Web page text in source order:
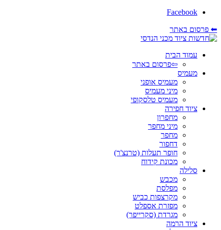
Facebook
⬅ פרסום באתר
עמוד הבית
⇦פרסום באתר
מעמיס
מעמיס אופני
מיני מעמיס
מעמיס טלסקופי
ציוד חפירה
מחפרון
מיני מחפר
מחפר
דחפור
חופר תעלות (טרנצ'ר)
מכונת קידוח
סלילה
מכבש
מפלסת
מקרצפות כביש
מפזרת אספלט
מגרדת (סקרייפר)
ציוד הרמה